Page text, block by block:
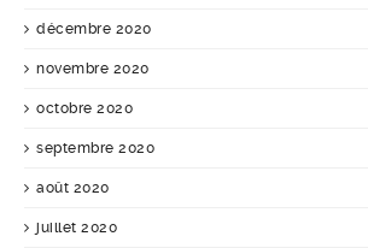
décembre 2020
novembre 2020
octobre 2020
septembre 2020
août 2020
juillet 2020